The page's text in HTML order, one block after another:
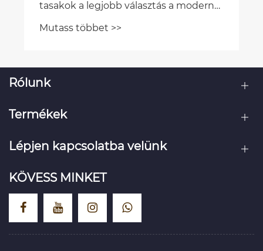
Rólunk
Termékek
Lépjen kapcsolatba velünk
KÖVESS MINKET